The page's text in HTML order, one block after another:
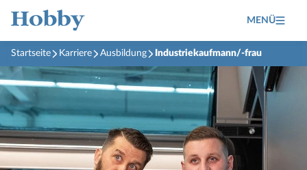
MENÜ
Startseite Karriere Ausbildung Industriekaufmann/-frau